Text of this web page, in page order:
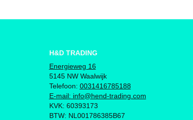
H&D TRADING
Energieweg 16
5145 NW Waalwijk
Telefoon: 0031416785188
E-mail: info@hend-trading.com
KVK: 60393173
BTW: NL001786385B67